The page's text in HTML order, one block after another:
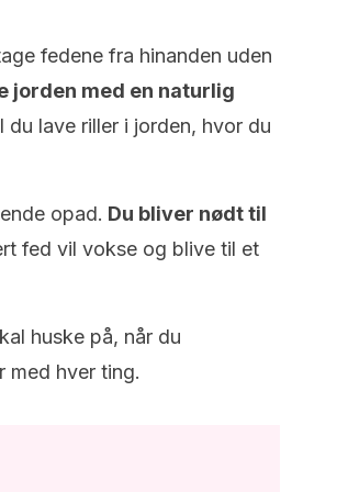
fedene fra hinanden uden
jorden med en naturlig
lave riller i jorden, hvor du
opad. Du bliver nødt til
fed vil vokse og blive til et
huske på, når du
med hver ting.